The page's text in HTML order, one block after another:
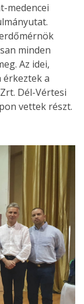
medencei
minden
Az idei,
érkeztek a
Dél-Vértesi
vettek részt.